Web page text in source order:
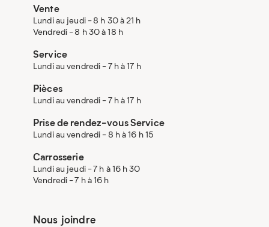
Vente
Lundi au jeudi - 8 h 30 à 21 h
Vendredi - 8 h 30 à 18 h
Service
Lundi au vendredi - 7 h à 17 h
Pièces
Lundi au vendredi - 7 h à 17 h
Prise de rendez-vous Service
Lundi au vendredi - 8 h à 16 h 15
Carrosserie
Lundi au jeudi - 7 h à 16 h 30
Vendredi - 7 h à 16 h
Nous joindre